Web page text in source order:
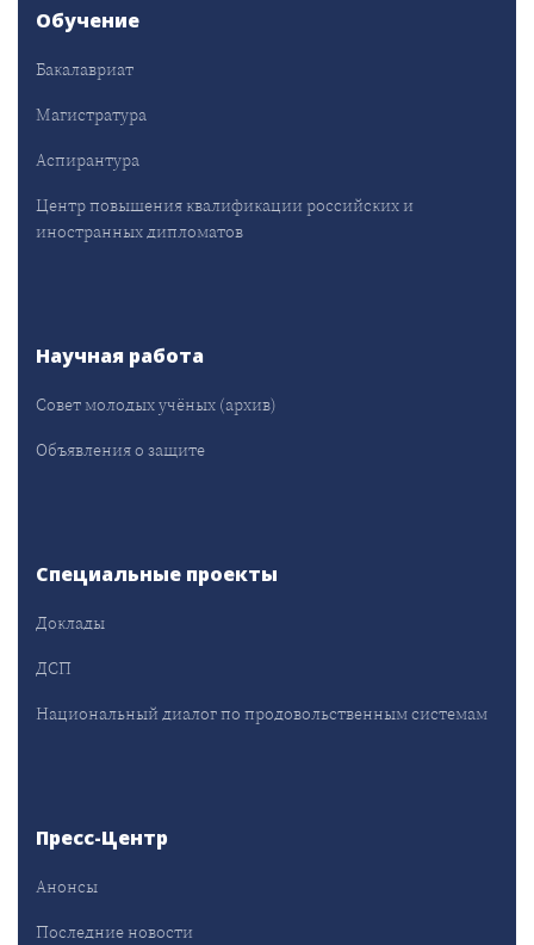
Обучение
Бакалавриат
Магистратура
Аспирантура
Центр повышения квалификации российских и
иностранных дипломатов
Научная работа
Совет молодых учёных (архив)
Объявления о защите
Специальные проекты
Доклады
ДСП
Национальный диалог по продовольственным системам
Пресс-Центр
Анонсы
Последние новости